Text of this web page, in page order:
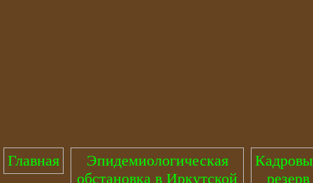
Главная
Эпидемиологическая
обстановка в Иркутской
резерв